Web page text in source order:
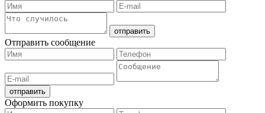
Отправить сообщение
Оформить покупку